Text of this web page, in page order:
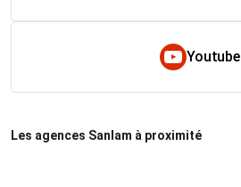
Youtube
Les agences Sanlam à proximité